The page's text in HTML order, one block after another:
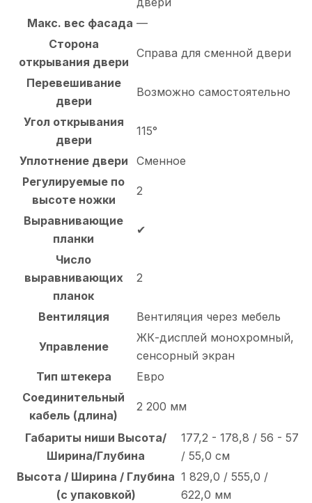
Макс. вес фасада —
Сторона
открывания двери
Справа для сменной двери
Перевешивание
двери
Возможно самостоятельно
Угол открывания
двери
115°
Уплотнение двери
Сменное
Регулируемые по
высоте ножки
2
Выравнивающие
планки
✔
Число
выравнивающих
планок
2
Вентиляция Вентиляция через мебель
Управление
ЖК-дисплей монохромный,
сенсорный экран
Тип штекера
Евро
Соединительный
кабель (длина)
2 200 мм
Габариты ниши Высота/
Ширина/Глубина
177,2 - 178,8 / 56 - 57
/ 55,0 см
Высота / Ширина / Глубина
(с упаковкой)
1 829,0 / 555,0 /
622,0 мм